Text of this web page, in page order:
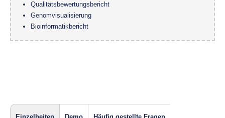
Qualitätsbewertungsbericht
Genomvisualisierung
Bioinformatikbericht